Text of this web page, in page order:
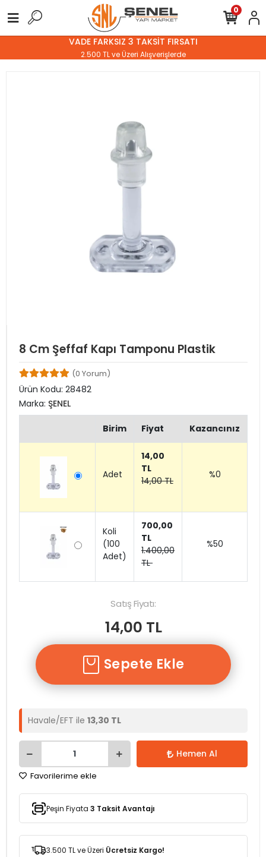
VADE FARKSIZ 3 TAKSİT FIRSATI
2.500 TL ve Üzeri Alışverişlerde
0
8 Cm Şeffaf Kapı Tamponu Plastik
(0 Yorum)
Ürün Kodu: 28482
Marka: ŞENEL
Birim Fiyat Kazancınız
Adet
14,00
TL
14,00 TL
%0
Koli
(100
Adet)
700,00
TL
1.400,00
TL
%50
Satış Fiyatı:
14,00 TL
Sepete Ekle
Havale/EFT ile 13,30 TL
Hemen Al
Favorilerime ekle
Peşin Fiyata 3 Taksit Avantajı
3.500 TL ve Üzeri Ücretsiz Kargo!